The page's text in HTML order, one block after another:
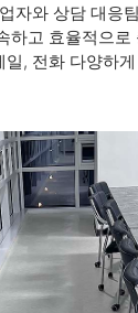
자와 상담 대응
하고 효율적으로
, 전화 다양하